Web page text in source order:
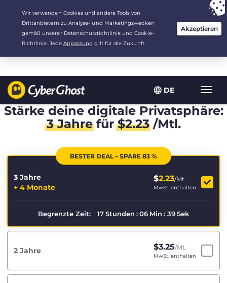
DE
Deine Wahl:Der beste Dealfür 3.3333333333333 Jahre zu $
/Monat
Stärke deine digitale Privatsphäre:
3 Jahrefür$2.23/Mtl.
BESTER DEAL – SPARE 83 %
3 Jahre
+ 4 Monate
$2.23/Mt.
MwSt. enthalten
Begrenzte Zeit: 17Stunden :06 Min : 39Sek
2 Jahre $3.25/Mt.
MwSt. enthalten